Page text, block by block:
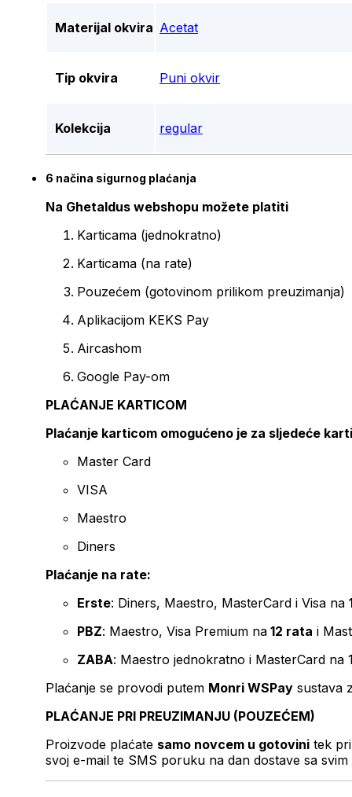
Materijal okvira Acetat
Tip okvira Puni okvir
Kolekcija regular
6 načina sigurnog plaćanja
Na Ghetaldus webshopu možete platiti
Karticama (jednokratno)
Karticama (na rate)
Pouzećem (gotovinom prilikom preuzimanja)
Aplikacijom KEKS Pay
Aircashom
Google Pay-om
PLAĆANJE KARTICOM
Plaćanje karticom omogućeno je za sljedeće
Master Card
VISA
Maestro
Diners
Plaćanje na rate:
Erste: Diners, Maestro, MasterCard i Visa na
PBZ: Maestro, Visa Premium na 12 rata i
ZABA: Maestro jednokratno i MasterCard na
Plaćanje se provodi putem Monri WSPay sustava
PLAĆANJE PRI PREUZIMANJU (POUZEĆEM)
Proizvode plaćate samo novcem u gotovini tek
svoj e-mail te SMS poruku na dan dostave sa svim